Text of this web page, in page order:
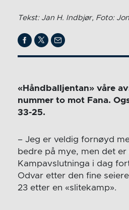
Tekst: Jan H. Indbjør, Foto:
«Håndballjentan» våre
nummer to mot Fana.
33-25.
– Jeg er veldig fornøyd
bedre på mye, men det
Kampavslutninga i dag
Odvar etter den fine
23 etter en «slitekamp».